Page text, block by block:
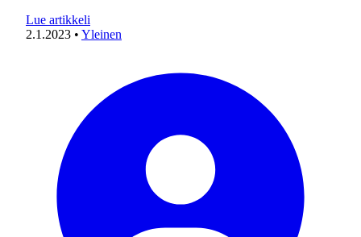
Lue artikkeli
2.1.2023 • Yleinen